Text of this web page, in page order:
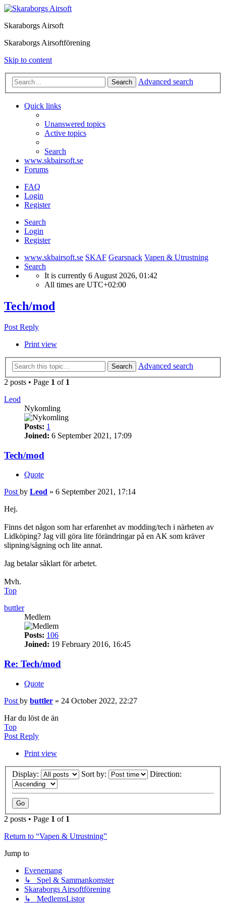
Skaraborgs Airsoft
Skaraborgs Airsoftförening
Skip to content
Search Advanced search
Quick links
Unanswered topics
Active topics
Search
www.skbairsoft.se
Forums
FAQ
Login
Register
Search
Login
Register
www.skbairsoft.se SKAF Gearsnack Vapen & Utrustning
Search
It is currently 6 August 2026, 01:42
All times are UTC+02:00
Tech/mod
Post Reply
Print view
Search
Advanced search
2 posts • Page 1 of 1
Leod
Nykomling
Posts: 1
Joined: 6 September 2021, 17:09
Tech/mod
Quote
Post by Leod » 6 September 2021, 17:14
Hej.
Finns det någon som har erfarenhet av modding/tech i närheten av
Lidköping? Jag vill göra lite förändringar på en AK som kräver
slipning/sågning och lite annat.
Jag betalar såklart för arbetet.
Mvh.
Top
buttler
Medlem
Posts: 106
Joined: 19 February 2016, 16:45
Re: Tech/mod
Quote
Post by buttler » 24 October 2022, 22:27
Har du löst de än
Top
Post Reply
Print view
Display: Sort by: Direction:
2 posts • Page 1 of 1
Return to “Vapen & Utrustning”
Jump to
Evenemang
↳ Spel & Sammankomster
Skaraborgs Airsoftförening
↳ MedlemsListor